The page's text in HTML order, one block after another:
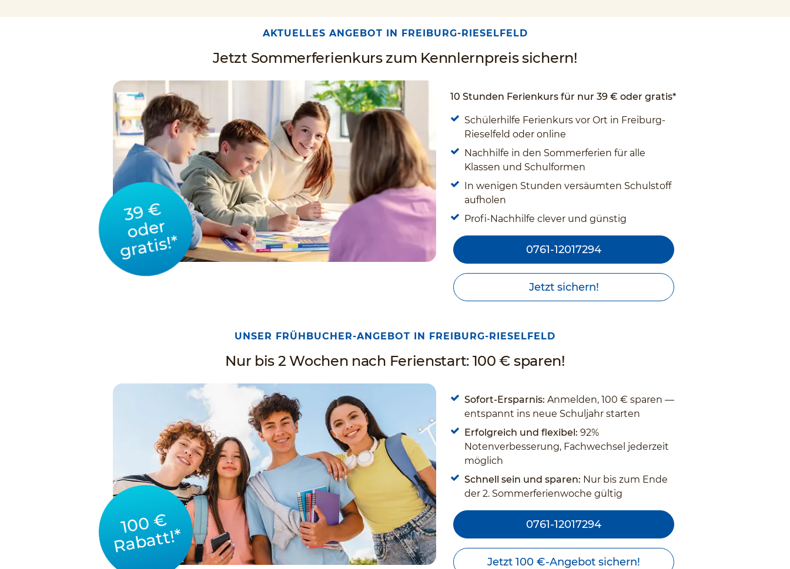
AKTUELLES ANGEBOT IN FREIBURG-RIESELFELD
Jetzt Sommerferienkurs zum Kennlernpreis sichern!
39 €
oder
gratis!*
10 Stunden Ferienkurs für nur 39 € oder gratis*
Schülerhilfe Ferienkurs vor Ort in Freiburg-
Rieselfeld oder online
Nachhilfe in den Sommerferien für alle
Klassen und Schulformen
In wenigen Stunden versäumten Schulstoff
aufholen
Profi-Nachhilfe clever und günstig
0761-12017294
Jetzt sichern!
UNSER FRÜHBUCHER-ANGEBOT IN FREIBURG-RIESELFELD
Nur bis 2 Wochen nach Ferienstart: 100 € sparen!
100 €
Rabatt!*
Sofort-Ersparnis: Anmelden, 100 € sparen —
entspannt ins neue Schuljahr starten
Erfolgreich und flexibel: 92%
Notenverbesserung, Fachwechsel jederzeit
möglich
Schnell sein und sparen: Nur bis zum Ende
der 2. Sommerferienwoche gültig
0761-12017294
Jetzt 100 €-Angebot sichern!